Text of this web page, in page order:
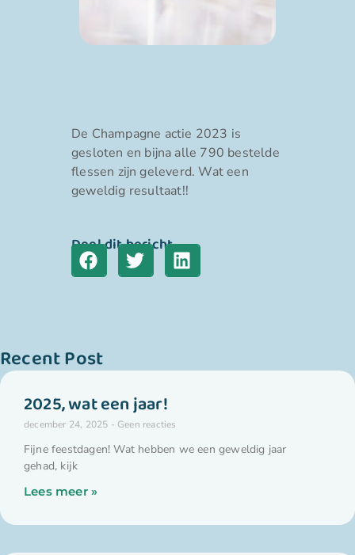
De Champagne actie 2023 is
gesloten en bijna alle 790 bestelde
flessen zijn geleverd. Wat een
geweldig resultaat!!
Deel dit bericht
Recent Post
2025, wat een jaar!
december 24, 2025 Geen reacties
Fijne feestdagen! Wat hebben we een geweldig jaar
gehad, kijk
Lees meer »